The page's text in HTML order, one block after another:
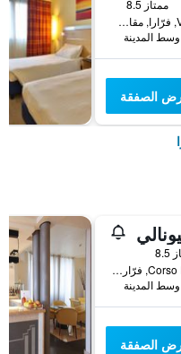
ممتاز 8.5
Via Palestro 70, فرّارا, مقاطعة فيرارا, إيطاليا
الصفقة
Corso Porta Reno 32, فرّارا, مقاطعة فيرارا, إيطاليا
الصفقة